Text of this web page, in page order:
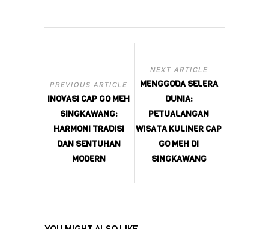
PREVIOUS ARTICLE
INOVASI CAP GO MEH
SINGKAWANG:
HARMONI TRADISI
DAN SENTUHAN
MODERN
NEXT ARTICLE
MENGGODA SELERA
DUNIA:
PETUALANGAN
WISATA KULINER CAP
GO MEH DI
SINGKAWANG